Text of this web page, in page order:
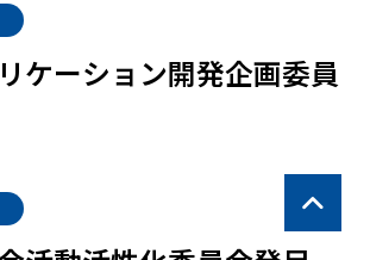
ケーション開発企画委員